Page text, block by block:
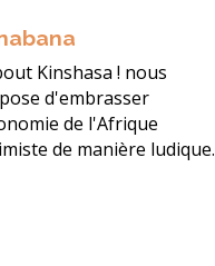
Kinshasa ! nous
d'embrasser
de l'Afrique
de manière ludique.